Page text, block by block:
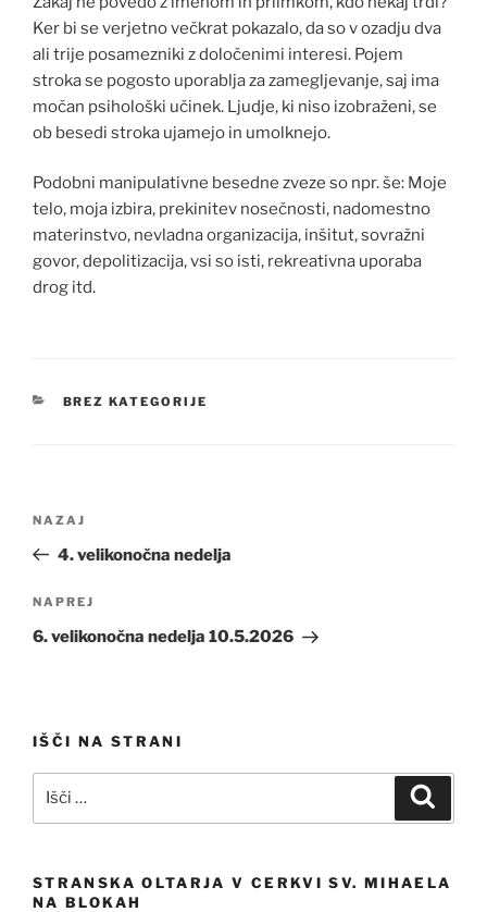
Ker bi se verjetno večkrat pokazalo, da so v ozadju dva
ali trije posamezniki z določenimi interesi. Pojem
stroka se pogosto uporablja za zamegljevanje, saj ima
močan psihološki učinek. Ljudje, ki niso izobraženi, se
ob besedi stroka ujamejo in umolknejo.
Podobni manipulativne besedne zveze so npr. še: Moje
telo, moja izbira, prekinitev nosečnosti, nadomestno
materinstvo, nevladna organizacija, inšitut, sovražni
govor, depolitizacija, vsi so isti, rekreativna uporaba
drog itd.
KATEGORIJE
BREZ KATEGORIJE
Prejšnji
prispevek
NAZAJ
4. velikonočna nedelja
Naslednji
prispevek
NAPREJ
6. velikonočna nedelja 10.5.2026
IŠČI NA STRANI
STRANSKA OLTARJA V CERKVI SV. MIHAELA
NA BLOKAH